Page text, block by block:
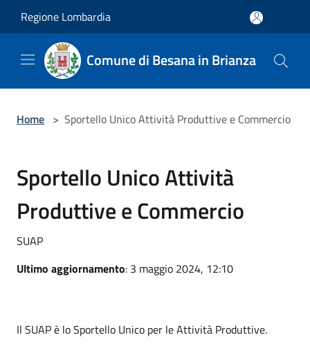
Regione Lombardia
Comune di Besana in Brianza
Home > Sportello Unico Attività Produttive e Commercio
Sportello Unico Attività
Produttive e Commercio
SUAP
Ultimo aggiornamento: 3 maggio 2024, 12:10
Il SUAP è lo Sportello Unico per le Attività Produttive.